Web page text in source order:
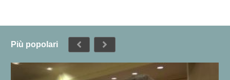
Più popolari